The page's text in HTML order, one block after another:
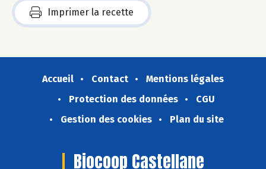
Imprimer la recette
Accueil Contact
Mentions légales
Protection des données
CGU
Gestion des cookies
Plan du site
Biocoop Castellane